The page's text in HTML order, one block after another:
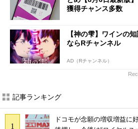
獲得チャンス多数
【神の雫】ワインの
ならRチャンネル
AD（Rチャンネル）
記事ランキング
ドコモが念願の増収増益